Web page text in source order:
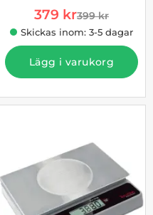
rea pris
379 krtidigare pris
399 kr
Skickas inom: 3-5 dagar
Lägg i varukorg